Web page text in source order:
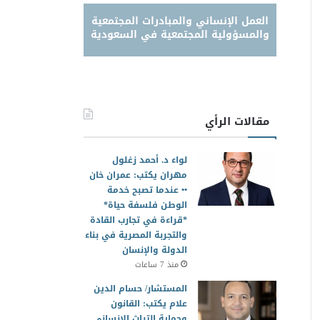
العمل الإنساني والمبادرات المجتمعية
والمسؤولية المجتمعية في السعودية
مقالات الرأي
لواء د. أحمد زغلول
مهران يكتب: عمران خان
•• عندما تصبح خدمة
الوطن فلسفة حياة*
*قراءة في تجارب القادة
والتجربة المصرية في بناء
الدولة والإنسان
منذ 7 ساعات
المستشار/ حسام الدين
علام يكتب: القانون